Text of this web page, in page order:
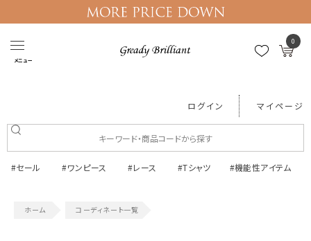
メニュー
0
ログイン マイページ
#セール #ワンピース #レース #Tシャツ #機能性アイテム
コーディネート一覧